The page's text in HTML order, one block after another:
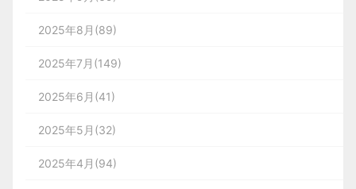
2025年8月(89)
2025年7月(149)
2025年6月(41)
2025年5月(32)
2025年4月(94)